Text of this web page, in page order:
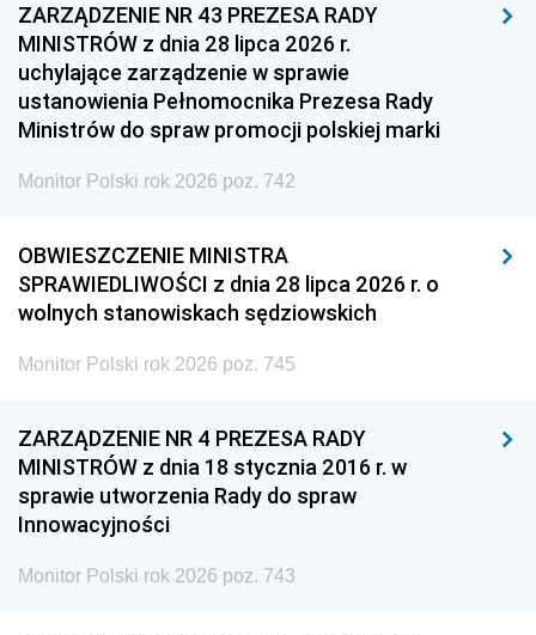
ZARZĄDZENIE NR 43 PREZESA RADY
MINISTRÓW z dnia 28 lipca 2026 r.
uchylające zarządzenie w sprawie
ustanowienia Pełnomocnika Prezesa Rady
Ministrów do spraw promocji polskiej marki
Monitor Polski rok 2026 poz. 742
OBWIESZCZENIE MINISTRA
SPRAWIEDLIWOŚCI z dnia 28 lipca 2026 r. o
wolnych stanowiskach sędziowskich
Monitor Polski rok 2026 poz. 745
ZARZĄDZENIE NR 4 PREZESA RADY
MINISTRÓW z dnia 18 stycznia 2016 r. w
sprawie utworzenia Rady do spraw
Innowacyjności
Monitor Polski rok 2026 poz. 743